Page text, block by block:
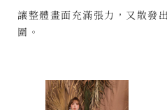
讓整體畫面充滿張力，又散發
圍。